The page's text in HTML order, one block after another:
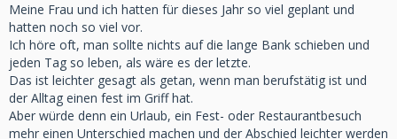
Meine Frau und ich hatten für dieses Jahr so viel geplant und
hatten noch so viel vor.
Ich höre oft, man sollte nichts auf die lange Bank schieben und
jeden Tag so leben, als wäre es der letzte.
Das ist leichter gesagt als getan, wenn man berufstätig ist und
der Alltag einen fest im Griff hat.
Aber würde denn ein Urlaub, ein Fest- oder Restaurantbesuch
mehr einen Unterschied machen und der Abschied leichter werden